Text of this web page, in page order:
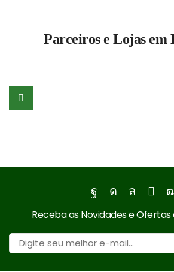
Parceiros e Lojas em
Facebook
Instagram
Receba as Novidades e